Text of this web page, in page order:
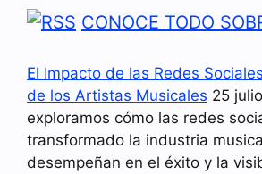
CONOCE TODO
El Impacto de las Redes
de los Artistas Musicales 25
exploramos cómo las redes
transformado la industria
desempeñan en el éxito y la